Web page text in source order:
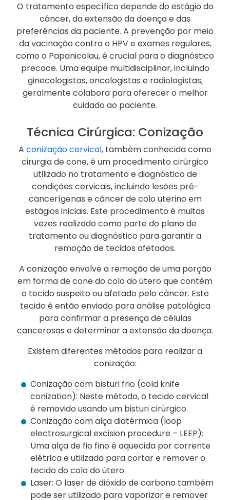
O tratamento específico depende do estágio do
câncer, da extensão da doença e das
preferências da paciente. A prevenção por meio
da vacinação contra o HPV e exames regulares,
como o Papanicolau, é crucial para o diagnóstico
precoce. Uma equipe multidisciplinar, incluindo
ginecologistas, oncologistas e radiologistas,
geralmente colabora para oferecer o melhor
cuidado ao paciente.
Técnica Cirúrgica: Conização
A conização cervical, também conhecida como
cirurgia de cone, é um procedimento cirúrgico
utilizado no tratamento e diagnóstico de
condições cervicais, incluindo lesões pré-
cancerígenas e câncer de colo uterino em
estágios iniciais. Este procedimento é muitas
vezes realizado como parte do plano de
tratamento ou diagnóstico para garantir a
remoção de tecidos afetados.
A conização envolve a remoção de uma porção
em forma de cone do colo do útero que contém
o tecido suspeito ou afetado pelo câncer. Este
tecido é então enviado para análise patológica
para confirmar a presença de células
cancerosas e determinar a extensão da doença.
Existem diferentes métodos para realizar a
conização:
Conização com bisturi frio (cold knife
conization): Neste método, o tecido cervical
é removido usando um bisturi cirúrgico.
Conização com alça diatérmica (loop
electrosurgical excision procedure – LEEP):
Uma alça de fio fino é aquecida por corrente
elétrica e utilizada para cortar e remover o
tecido do colo do útero.
Laser: O laser de dióxido de carbono também
pode ser utilizado para vaporizar e remover